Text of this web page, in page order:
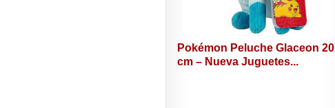
Pokémon Peluche Glaceon 20
cm – Nueva Juguetes...